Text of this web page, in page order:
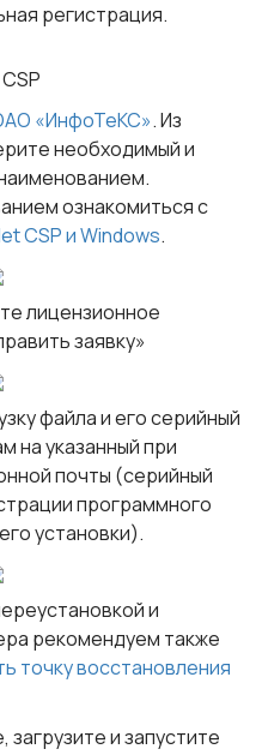
регистрация.
«ИнфоТеКС». Из
необходимый и
ознакомиться с
CSP и Windows.
лицензионное
заявку»
файла и его серийный
на указанный при
почты (серийный
программного
установки).
и
рекомендуем также
точку восстановления
и запустите